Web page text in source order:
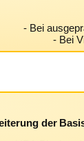
- Bei
- Bei
der